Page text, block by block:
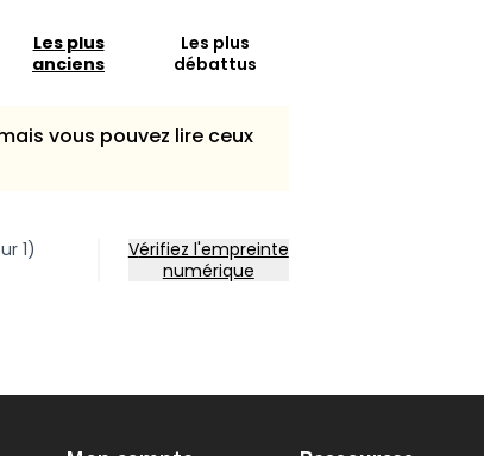
Les plus
anciens
Les plus
débattus
vous pouvez lire ceux
1)
Vérifiez l'empreinte
numérique